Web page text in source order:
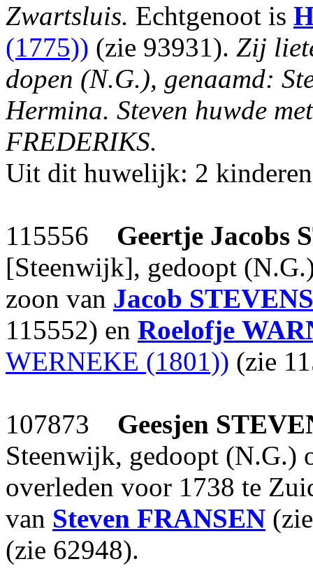
Zwartsluis. Echtgenoot is
(1775)) (zie 93931). Zij
dopen (N.G.), genaamd:
Hermina. Steven huwde
FREDERIKS.
Uit dit huwelijk: 2
115556 Geertje Jacobs
[Steenwijk], gedoopt
zoon van Jacob STEVENS
115552) en Roelofje
WERNEKE (1801)) (zie
107873 Geesjen
Steenwijk, gedoopt (N.G.)
overleden voor 1738 te
van Steven FRANSEN
(zie 62948).